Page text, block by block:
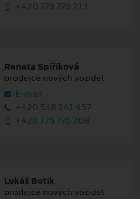
+420 775 775 213
Renata Spiříková
prodejce nových vozidel
E‑mail
+420 548 141 457
+420 775 775 208
Lukáš Botík
prodejce nových vozidel